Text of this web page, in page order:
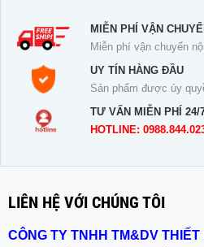
MIỄN PHÍ VẬN
Miễn phí vận chuyển
UY TÍN HÀNG ĐẦU
Sản phẩm được ủy
TƯ VẤN MIỄN PHÍ 24/
HOTLINE:
LIÊN HỆ VỚI CHÚNG TÔI
CÔNG TY TNHH TM&DV